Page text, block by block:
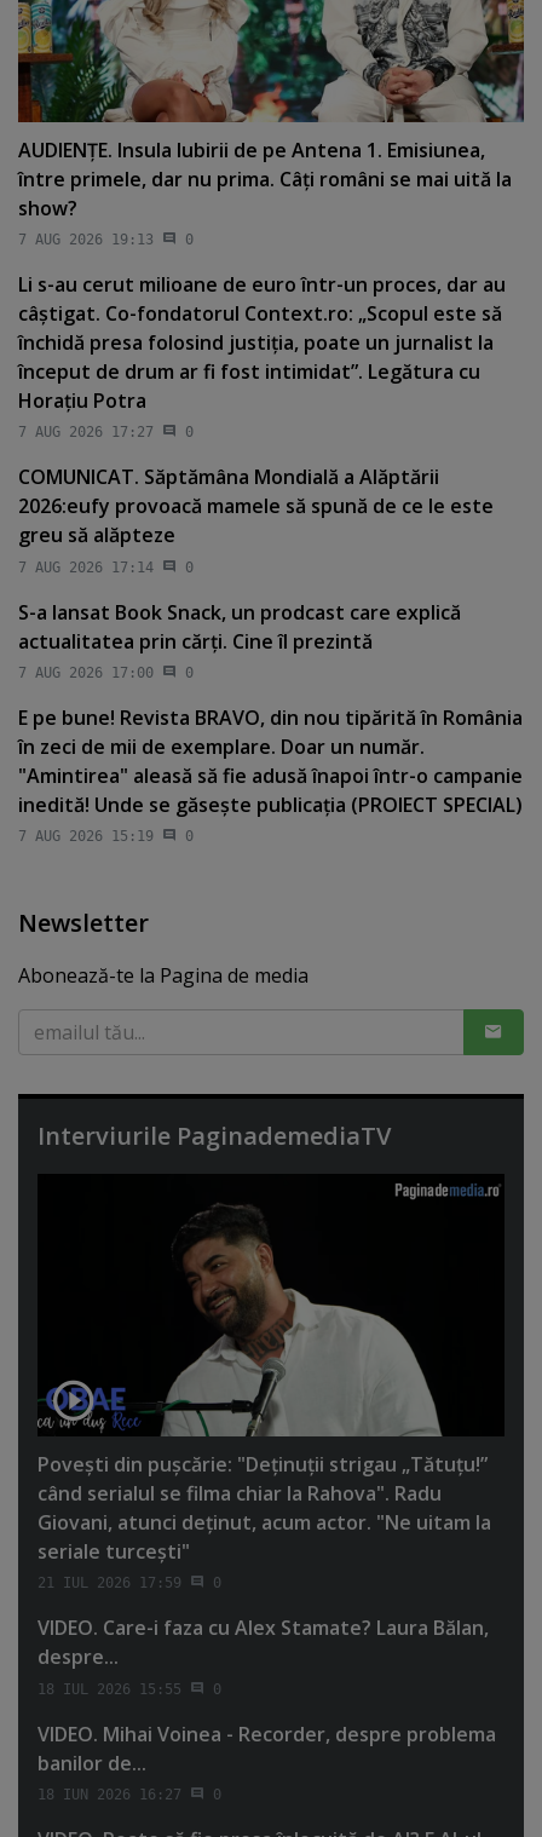
AUDIENŢE. Insula Iubirii de pe Antena 1. Emisiunea,
între primele, dar nu prima. Câţi români se mai uită la
show?
7 AUG 2026 19:13 0
Li s-au cerut milioane de euro într-un proces, dar au
câştigat. Co-fondatorul Context.ro: „Scopul este să
închidă presa folosind justiţia, poate un jurnalist la
început de drum ar fi fost intimidat”. Legătura cu
Horaţiu Potra
7 AUG 2026 17:27 0
COMUNICAT. Săptămâna Mondială a Alăptării
2026:eufy provoacă mamele să spună de ce le este
greu să alăpteze
7 AUG 2026 17:14 0
S-a lansat Book Snack, un prodcast care explică
actualitatea prin cărţi. Cine îl prezintă
7 AUG 2026 17:00 0
E pe bune! Revista BRAVO, din nou tipărită în România
în zeci de mii de exemplare. Doar un număr.
"Amintirea" aleasă să fie adusă înapoi într-o campanie
inedită! Unde se găseşte publicaţia (PROIECT SPECIAL)
7 AUG 2026 15:19 0
Newsletter
Abonează-te la Pagina de media
Interviurile PaginademediaTV
Poveşti din puşcărie: "Deţinuţii strigau „Tătuţu!”
când serialul se filma chiar la Rahova". Radu
Giovani, atunci deţinut, acum actor. "Ne uitam la
seriale turceşti"
21 IUL 2026 17:59 0
VIDEO. Care-i faza cu Alex Stamate? Laura Bălan,
despre...
18 IUL 2026 15:55 0
VIDEO. Mihai Voinea - Recorder, despre problema
banilor de...
18 IUN 2026 16:27 0